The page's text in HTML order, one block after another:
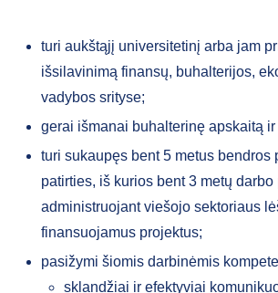
turi aukštąjį universitetinį arba jam
išsilavinimą finansų, buhalterijos,
vadybos srityse;
gerai išmanai buhalterinę apskaitą ir
turi sukaupęs bent 5 metus bendros
patirties, iš kurios bent 3 metų darbo
administruojant viešojo sektoriaus
finansuojamus projektus;
pasižymi šiomis darbinėmis
sklandžiai ir efektyviai